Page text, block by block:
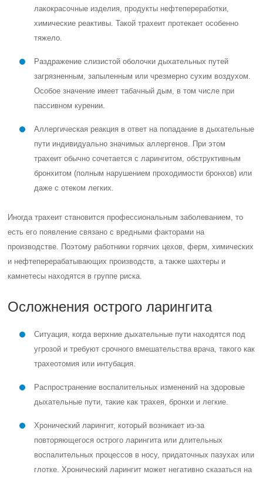
лакокрасочные изделия, продукты нефтепереработки,
химические реактивы. Такой трахеит протекает особенно
тяжело.
Раздражение слизистой оболочки дыхательных путей
загрязненным, запыленным или чрезмерно сухим воздухом.
Особое значение имеет табачный дым, в том числе при
пассивном курении.
Аллергическая реакция в ответ на попадание в дыхательные
пути индивидуально значимых аллергенов. При этом
трахеит обычно сочетается с ларингитом, обструктивным
бронхитом (полным нарушением проходимости бронхов) или
даже с отеком легких.
Иногда трахеит становится профессиональным заболеванием, то
есть его появление связано с вредными факторами на
производстве. Поэтому работники горячих цехов, ферм, химических
и нефтеперерабатывающих производств, а также шахтеры и
камнетесы находятся в группе риска.
Осложнения острого ларингита
Ситуация, когда верхние дыхательные пути находятся под
угрозой и требуют срочного вмешательства врача, такого как
трахеотомия или интубация.
Распространение воспалительных изменений на здоровые
дыхательные пути, такие как трахея, бронхи и легкие.
Хронический ларингит, который возникает из-за
повторяющегося острого ларингита или длительных
воспалительных процессов в носу, придаточных пазухах или
глотке. Хронический ларингит может негативно сказаться на